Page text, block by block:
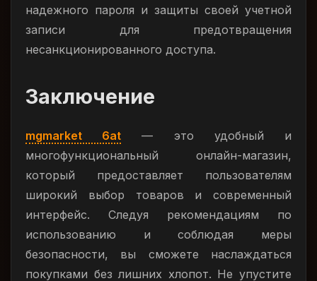
надежного пароля и защиты своей учетной
записи для предотвращения
несанкционированного доступа.
Заключение
mgmarket 6at — это удобный и
многофункциональный онлайн-магазин,
который предоставляет пользователям
широкий выбор товаров и современный
интерфейс. Следуя рекомендациям по
использованию и соблюдая меры
безопасности, вы сможете наслаждаться
покупками без лишних хлопот. Не упустите